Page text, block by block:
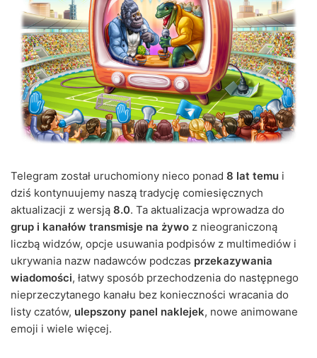
Telegram został uruchomiony nieco ponad 8 lat temu i
dziś kontynuujemy naszą tradycję comiesięcznych
aktualizacji z wersją 8.0. Ta aktualizacja wprowadza do
grup i kanałów transmisje na żywo z nieograniczoną
liczbą widzów, opcje usuwania podpisów z multimediów i
ukrywania nazw nadawców podczas przekazywania
wiadomości, łatwy sposób przechodzenia do następnego
nieprzeczytanego kanału bez konieczności wracania do
listy czatów, ulepszony panel naklejek, nowe animowane
emoji i wiele więcej.